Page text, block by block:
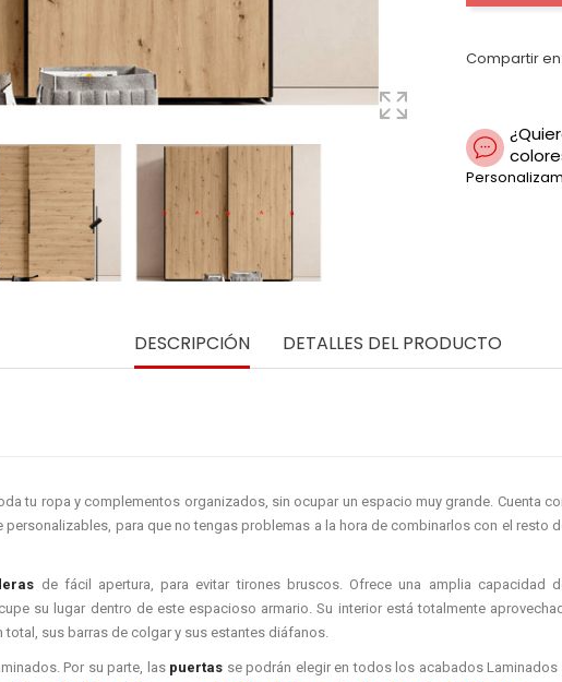
Compartir en:
DESCRIPCIÓN DETALLES DEL PRODUCTO
tu ropa y complementos organizados, sin ocupar un espacio muy grande. Cuenta
para que no tengas problemas a la hora de combinarlos con el resto
s de fácil apertura, para evitar tirones bruscos. Ofrece una amplia capacidad
su lugar dentro de este espacioso armario. Su interior está totalmente
sus barras de colgar y sus estantes diáfanos.
Por su parte, las puertas se podrán elegir en todos los acabados Laminados